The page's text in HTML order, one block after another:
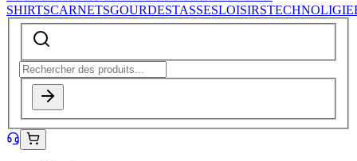
SHIRTSCARNETSGOURDESTASSESLOISIRSTECHNOLIGIE